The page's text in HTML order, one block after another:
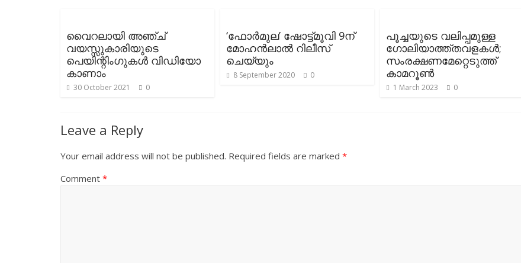
വൈറലായി അഞ്ച്
വയസ്സുകാരിയുടെ
പെയിന്റിംഗുകള്‍ വിഡിയോ
കാണാം
30 October 2021 0
‘ഫോര്‍മുല’ ഷോട്ട്മൂവി 9ന്
മോഹൻലാൽ റിലീസ്
ചെയ്യും
8 September 2020 0
പൂച്ചയുടെ വലിപ്പമുള്ള
ഗോലിയാത്ത്തവളകള്‍;
സംരക്ഷണമേറ്റെടുത്ത്
കാമറൂണ്‍
1 March 2023 0
Leave a Reply
Your email address will not be published. Required fields are marked *
Comment *